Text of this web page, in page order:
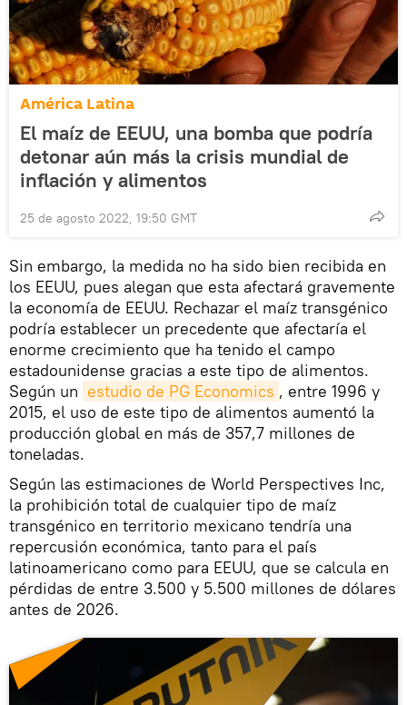
América Latina
El maíz de EEUU, una bomba que podría
detonar aún más la crisis mundial de
inflación y alimentos
25 de agosto 2022, 19:50 GMT
Sin embargo, la medida no ha sido bien recibida en
los EEUU, pues alegan que esta afectará gravemente
la economía de EEUU. Rechazar el maíz transgénico
podría establecer un precedente que afectaría el
enorme crecimiento que ha tenido el campo
estadounidense gracias a este tipo de alimentos.
Según un estudio de PG Economics , entre 1996 y
2015, el uso de este tipo de alimentos aumentó la
producción global en más de 357,7 millones de
toneladas.
Según las estimaciones de World Perspectives Inc,
la prohibición total de cualquier tipo de maíz
transgénico en territorio mexicano tendría una
repercusión económica, tanto para el país
latinoamericano como para EEUU, que se calcula en
pérdidas de entre 3.500 y 5.500 millones de dólares
antes de 2026.